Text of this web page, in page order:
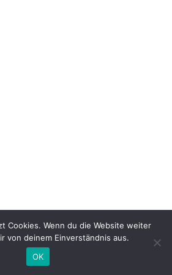
Cookies. Wenn du die Website weiter
von deinem Einverständnis aus.
OK